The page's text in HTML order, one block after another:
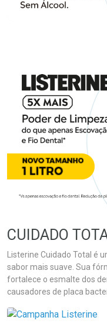
CUIDADO
Listerine Cuidado Total é
sabor mais suave. Sua
fortalece o esmalte dos
causadores de placa